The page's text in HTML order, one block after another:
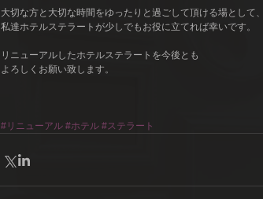
大切な方と大切な時間をゆったりと過ごして頂ける場として、
私達ホテルステラートが少しでもお役に立てれば幸いです。
リニューアルしたホテルステラートを今後とも
よろしくお願い致します。
#リニューアル #ホテル #ステラート